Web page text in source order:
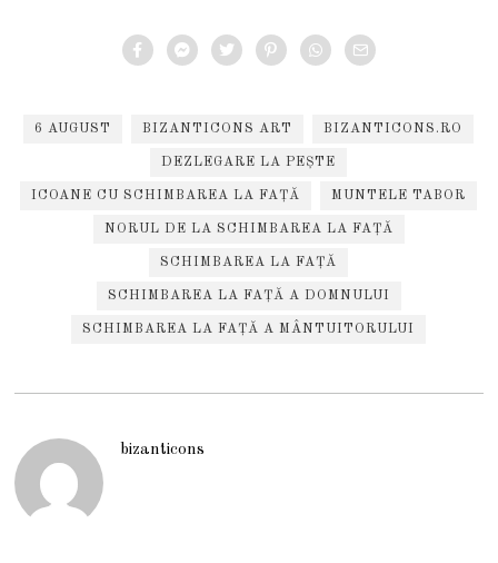
6 AUGUST BIZANTICONS ART BIZANTICONS.RO
DEZLEGARE LA PEȘTE
ICOANE CU SCHIMBAREA LA FAȚĂ MUNTELE TABOR
NORUL DE LA SCHIMBAREA LA FAȚĂ
SCHIMBAREA LA FAȚĂ
SCHIMBAREA LA FAȚĂ A DOMNULUI
SCHIMBAREA LA FAȚĂ A MÂNTUITORULUI
bizanticons